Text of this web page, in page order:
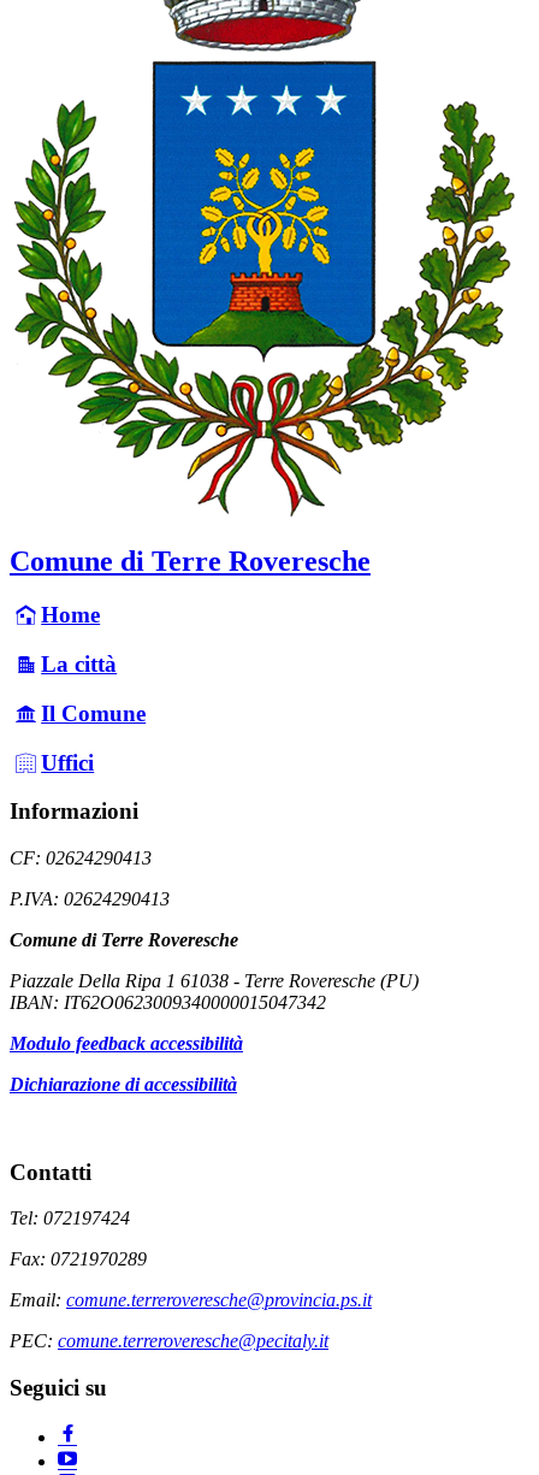
Comune di Terre Roveresche
Home
La città
Il Comune
Uffici
Informazioni
CF: 02624290413
P.IVA: 02624290413
Comune di Terre Roveresche
Piazzale Della Ripa 1 61038 - Terre Roveresche (PU)
IBAN: IT62O0623009340000015047342
Modulo feedback accessibilità
Dichiarazione di accessibilità
Contatti
Tel: 072197424
Fax: 0721970289
Email: comune.terreroveresche@provincia.ps.it
PEC: comune.terreroveresche@pecitaly.it
Seguici su